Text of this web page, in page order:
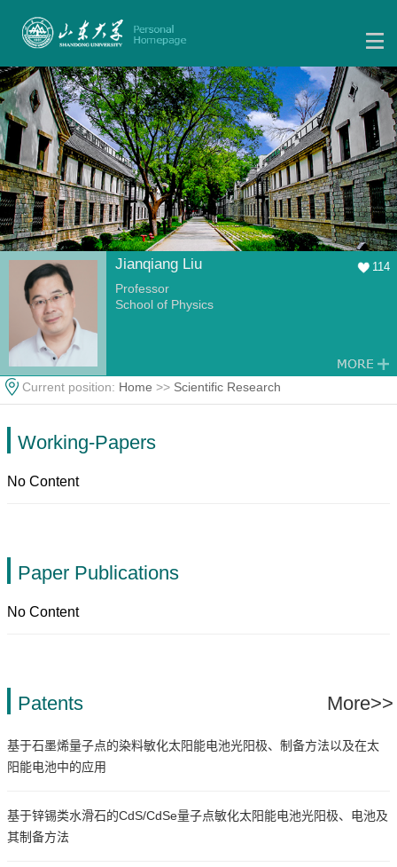
Jianqiang Liu 114
Professor
School of Physics
Current position: Home >> Scientific Research
Working-Papers
No Content
Paper Publications
No Content
Patents More>>
基于石墨烯量子点的染料敏化太阳能电池光阳极、制备方法以及在太
阳能电池中的应用
基于锌锡类水滑石的CdS/CdSe量子点敏化太阳能电池光阳极、电池及
其制备方法